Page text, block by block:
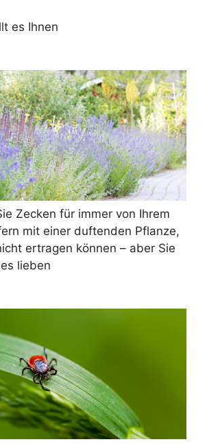
es Ihnen
Zecken für immer von Ihrem
mit einer duftenden Pflanze,
ertragen können – aber Sie
lieben